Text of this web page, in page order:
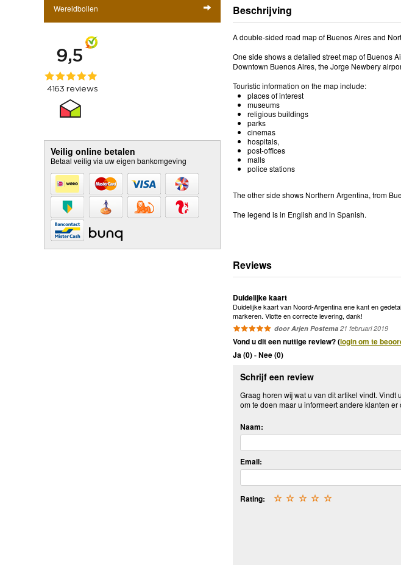
Wereldbollen
Veilig online betalen
Betaal veilig via uw eigen bankomgeving
Beschrijving
A double-sided road map of Buenos Aires and
One side shows a detailed street map of Buenos
Downtown Buenos Aires, the Jorge Newbery
Touristic information on the map include:
places of interest
museums
religious buildings
parks
cinemas
hospitals,
post-offices
malls
police stations
The other side shows Northern Argentina, from
The legend is in English and in Spanish.
Reviews
Duidelijke kaart
Duidelijke kaart van Noord-Argentina ene kant en
markeren. Vlotte en correcte levering, dank!
door Arjen Postema 21 februari 2019
Vond u dit een nuttige review? (login om te
Ja (0)-Nee (0)
Schrijf een review
Graag horen wij wat u van dit artikel vindt.
om te doen maar u informeert andere klanten er
Naam:
Email:
Rating: ☆
☆
☆
☆
☆